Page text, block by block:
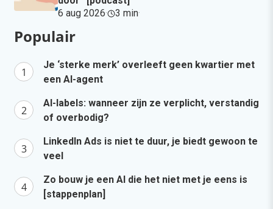
6 aug 2026· 3 min·
Populair
Je ‘sterke merk’ overleeft geen kwartier met
een AI-agent
AI-labels: wanneer zijn ze verplicht, verstandig
of overbodig?
LinkedIn Ads is niet te duur, je biedt gewoon te
veel
Zo bouw je een AI die het niet met je eens is
[stappenplan]